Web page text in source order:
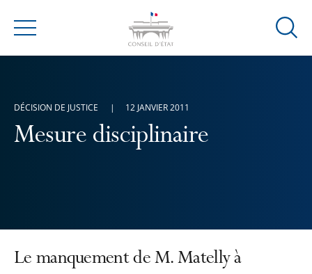
Menu
Ouvrir
Mesure disciplinaire
DÉCISION DE JUSTICE 12 JANVIER 2011
Le manquement de M. Matelly à